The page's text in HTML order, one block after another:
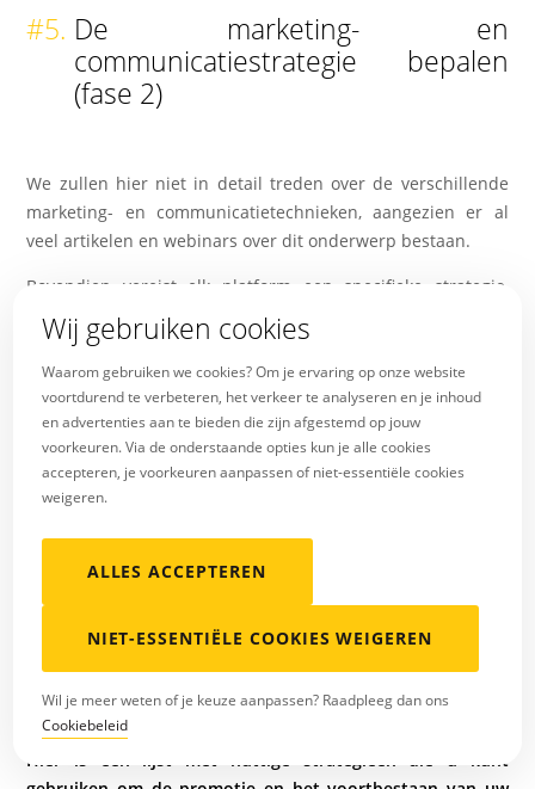
#5. De marketing- en
communicatiestrategie bepalen
(fase 2)
We zullen hier niet in detail treden over de verschillende
marketing- en communicatietechnieken, aangezien er al
veel artikelen en webinars over dit onderwerp bestaan.
Bovendien vereist elk platform een specifieke strategie,
afhankelijk van de markt en het publiek waarop het zich
richt.
Hier is een lijst met nuttige strategieën die u kunt
Wij gebruiken cookies
Waarom gebruiken we cookies? Om je ervaring op onze website
voortdurend te verbeteren, het verkeer te analyseren en je inhoud
en advertenties aan te bieden die zijn afgestemd op jouw
voorkeuren. Via de onderstaande opties kun je alle cookies
accepteren, je voorkeuren aanpassen of niet-essentiële cookies
weigeren.
ALLES ACCEPTEREN
NIET-ESSENTIËLE COOKIES WEIGEREN
Wil je meer weten of je keuze aanpassen? Raadpleeg dan ons
Cookiebeleid